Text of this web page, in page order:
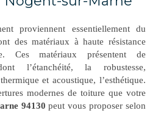
proviennent essentiellement du
des matériaux à haute résistance
Ces matériaux présentent de
l’étanchéité, la robustesse,
et acoustique, l’esthétique.
modernes de toiture que votre
94130 peut vous proposer selon